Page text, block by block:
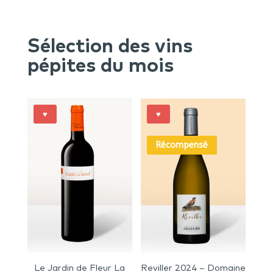
Sélection des vins
pépites du mois
♥
Le Jardin de Fleur La
♥
Récompensé
Reviller 2024 – Domaine